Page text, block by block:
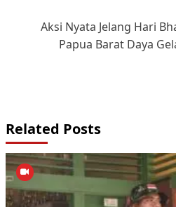
Aksi Nyata Jelang Hari
Papua Barat Daya
Related Posts